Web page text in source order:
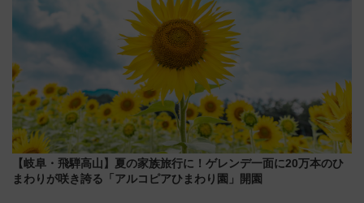
【岐阜・飛騨高山】夏の家族旅行に！ゲレンデ一面に20万本のひ
まわりが咲き誇る「アルコピアひまわり園」開園